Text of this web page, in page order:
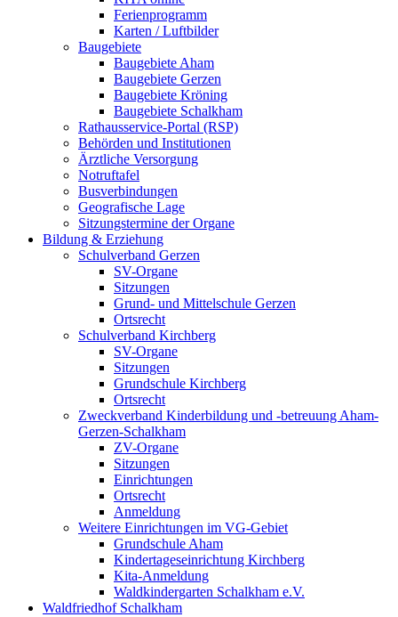
Ferienprogramm
Karten / Luftbilder
Baugebiete
Baugebiete Aham
Baugebiete Gerzen
Baugebiete Kröning
Baugebiete Schalkham
Rathausservice-Portal (RSP)
Behörden und Institutionen
Ärztliche Versorgung
Notruftafel
Busverbindungen
Geografische Lage
Sitzungstermine der Organe
Bildung & Erziehung
Schulverband Gerzen
SV-Organe
Sitzungen
Grund- und Mittelschule Gerzen
Ortsrecht
Schulverband Kirchberg
SV-Organe
Sitzungen
Grundschule Kirchberg
Ortsrecht
Zweckverband Kinderbildung und -betreuung Aham-
Gerzen-Schalkham
ZV-Organe
Sitzungen
Einrichtungen
Ortsrecht
Anmeldung
Weitere Einrichtungen im VG-Gebiet
Grundschule Aham
Kindertageseinrichtung Kirchberg
Kita-Anmeldung
Waldkindergarten Schalkham e.V.
Waldfriedhof Schalkham